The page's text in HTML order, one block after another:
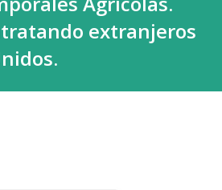
extranjeros